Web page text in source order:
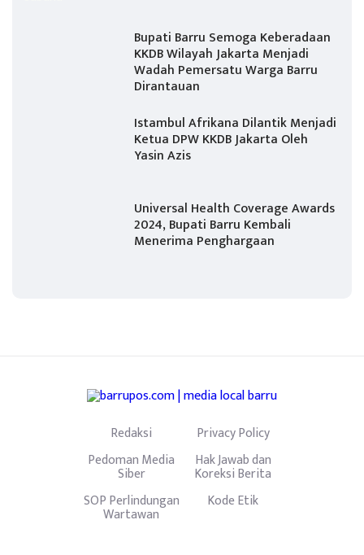
Bupati Barru Semoga Keberadaan
KKDB Wilayah Jakarta Menjadi
Wadah Pemersatu Warga Barru
Dirantauan
Istambul Afrikana Dilantik Menjadi
Ketua DPW KKDB Jakarta Oleh
Yasin Azis
Universal Health Coverage Awards
2024, Bupati Barru Kembali
Menerima Penghargaan
Redaksi
Privacy Policy
Pedoman Media
Siber
Hak Jawab dan
Koreksi Berita
SOP Perlindungan
Wartawan
Kode Etik